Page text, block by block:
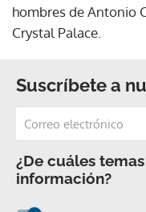
hombres de Antonio
Crystal Palace.
Suscríbete a
¿De cuáles
información?